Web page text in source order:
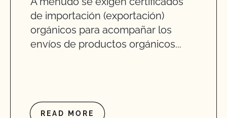
de importación (exportación)
orgánicos para acompañar los
envíos de productos orgánicos...
READ MORE